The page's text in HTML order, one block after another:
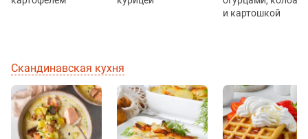
и картошкой
Скандинавская кухня